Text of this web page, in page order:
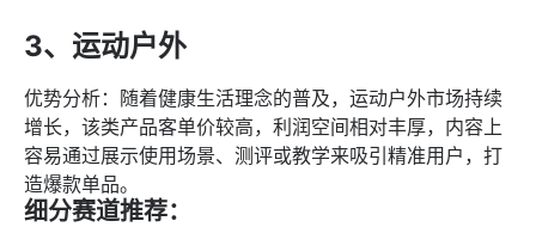
3、运动户外
优势分析：随着健康生活理念的普及，运动户外市场持续
增长，该类产品客单价较高，利润空间相对丰厚，内容上
容易通过展示使用场景、测评或教学来吸引精准用户，打
造爆款单品。
细分赛道推荐：